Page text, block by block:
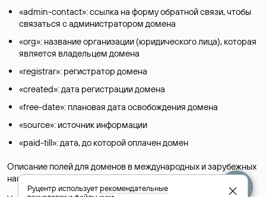
«admin-contact»: ссылка на форму обратной связи, чтобы
связаться с администратором домена
«org»: название организации (юридического лица), которая
является владельцем домена
«registrar»: регистратор домена
«created»: дата регистрации домена
«free-date»: плановая дата освобождения домена
«source»: источник информации
«paid-till»: дата, до которой оплачен домен
Описание полей для доменов в международных и зарубежных
национальных доменах представлены в разделе «Помощь».
Руцентр используетрекомендательные